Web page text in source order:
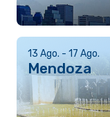
13 Ago. - 17 Ago.
Mendoza